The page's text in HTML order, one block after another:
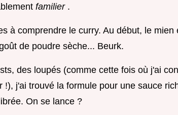
familier .
à comprendre le curry. Au début, le
de poudre sèche... Beurk.
des loupés (comme cette fois où j'ai
!), j'ai trouvé la formule pour une sauce
On se lance ?